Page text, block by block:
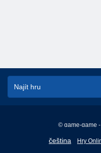
© game-game
čeština
English
Hry